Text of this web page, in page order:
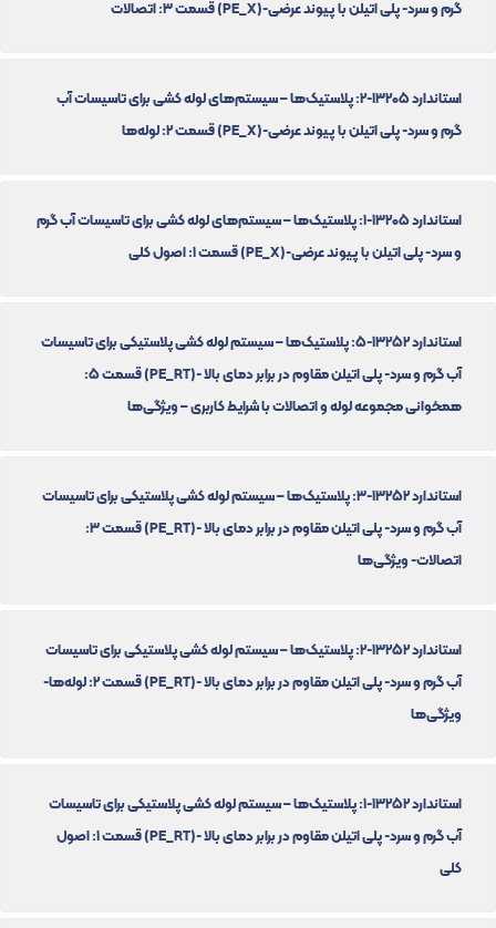
گرم و سرد- پلی اتیلن با پیوند عرضی-(PE_X) قسمت 3: اتصالات
استاندارد 13205-2: پلاستیک‌ها – سیستم‌های لوله کشی برای تاسیسات آب
گرم و سرد- پلی اتیلن با پیوند عرضی-(PE_X) قسمت 2: لوله‌ها
استاندارد 13205-1: پلاستیک‌ها – سیستم‌های لوله کشی برای تاسیسات آب گرم
و سرد- پلی اتیلن با پیوند عرضی-(PE_X) قسمت 1: اصول کلی
استاندارد 13252-5: پلاستیک‌ها – سیستم لوله کشی پلاستیکی برای تاسیسات
آب گرم و سرد- پلی اتیلن مقاوم در برابر دمای بالا -(PE_RT) قسمت 5:
همخوانی مجموعه لوله و اتصالات با شرایط کاربری – ویژگی‌ها
استاندارد 13252-3: پلاستیک‌ها – سیستم لوله کشی پلاستیکی برای تاسیسات
آب گرم و سرد- پلی اتیلن مقاوم در برابر دمای بالا -(PE_RT) قسمت 3:
اتصالات- ویژگی‌ها
استاندارد 13252-2: پلاستیک‌ها – سیستم لوله کشی پلاستیکی برای تاسیسات
آب گرم و سرد- پلی اتیلن مقاوم در برابر دمای بالا -(PE_RT) قسمت 2: لوله‌ها-
ویژگی‌ها
استاندارد 13252-1: پلاستیک‌ها – سیستم لوله کشی پلاستیکی برای تاسیسات
آب گرم و سرد- پلی اتیلن مقاوم در برابر دمای بالا -(PE_RT) قسمت 1: اصول
کلی